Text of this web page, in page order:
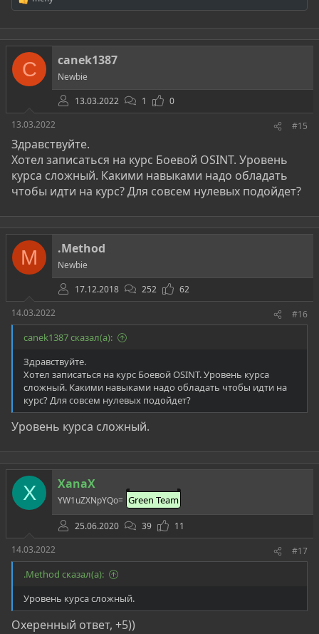
Р
е
а
к
ц
и
:
C canek1387
Newbie
13.03.2022
1
0
13.03.2022
#15
Здравствуйте.
Хотел записаться на курс Боевой OSINT. Уровень
курса сложный. Какими навыками надо обладать
чтобы идти на курс? Для совсем нулевых подойдет?
M .Method
Newbie
17.12.2018
252
62
14.03.2022
#16
canek1387 сказал(а):
Здравствуйте.
Хотел записаться на курс Боевой OSINT. Уровень курса
сложный. Какими навыками надо обладать чтобы идти на
курс? Для совсем нулевых подойдет?
Уровень курса сложный.
X XanaX
YW1uZXNpYQo= Green Team
25.06.2020 39
11
14.03.2022
#17
.Method сказал(а):
Уровень курса сложный.
Охеренный ответ, +5))